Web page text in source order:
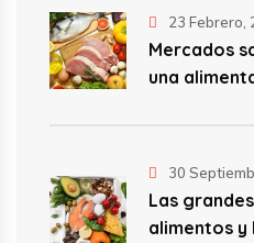
23 Febrero,
Mercados
una
30
Las
alimentos y